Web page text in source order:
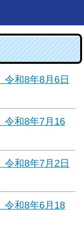
令和8年8月6日
令和8年7月16
令和8年7月2日
令和8年6月18